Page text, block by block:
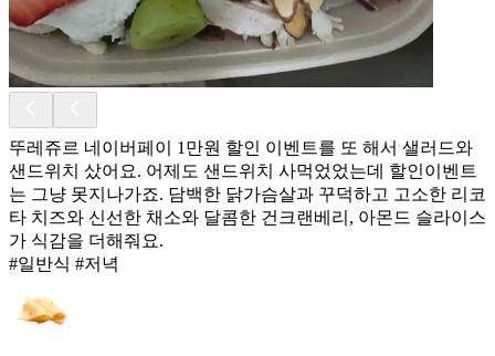
뚜레쥬르 네이버페이 1만원 할인 이벤트를 또 해서 샐러드와
샌드위치 샀어요. 어제도 샌드위치 사먹었었는데 할인이벤트
는 그냥 못지나가죠. 담백한 닭가슴살과 꾸덕하고 고소한 리코
타 치즈와 신선한 채소와 달콤한 건크랜베리, 아몬드 슬라이스
가 식감을 더해줘요.
#일반식 #저녁